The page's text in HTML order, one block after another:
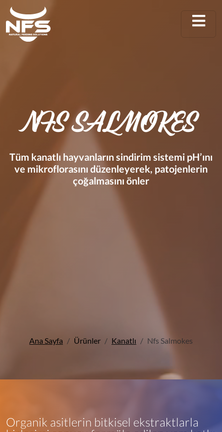
NFS SALMOKES
Tüm kanatlı hayvanların sindirim sistemi pH’ını
ve mikroflorasını düzenleyerek, patojenlerin
çoğalmasını önler
Ana Sayfa Ürünler Kanatlı Nfs Salmokes
Organik asitlerin bitkisel ekstraktlarla